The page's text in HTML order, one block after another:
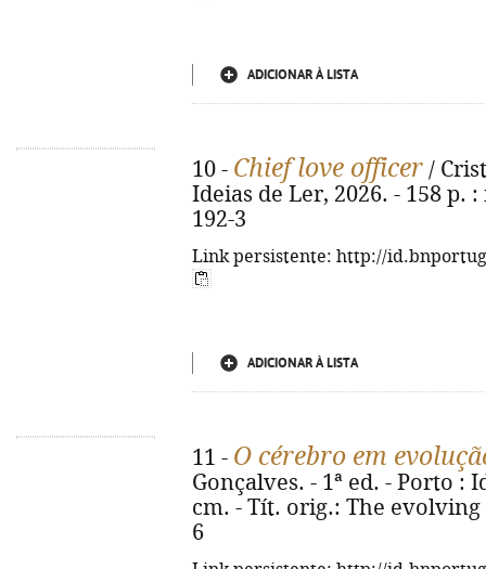
ADICIONAR À LISTA
10 - Chief love officer /
Ideias de Ler, 2026. - 158 p.
192-3
Link persistente: http://
ADICIONAR À LISTA
11 - O cérebro em
Gonçalves. - 1ª ed. - Porto :
cm. - Tít. orig.: The evolving
6